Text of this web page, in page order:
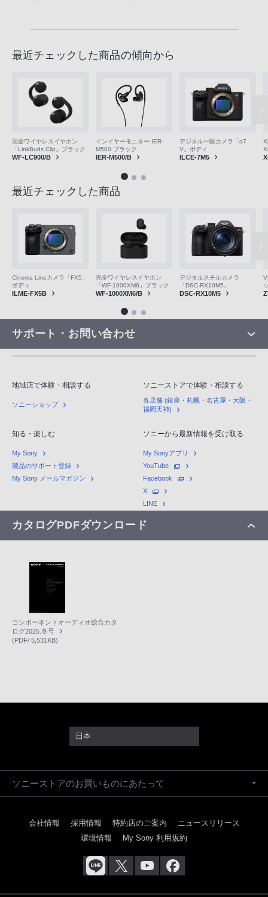
最近チェックした商品の傾向から
完全ワイヤレスイヤホン
「LinkBuds Clip」ブラック
WF-LC900/B
インイヤーモニター IER-
M500 ブラック
IER-M500/B
デジタル一眼カメラ「α7
V」ボディ
ILCE-7M5
最近チェックした商品
Cinema Lineカメラ「FX5」
ボディ
ILME-FX5B
完全ワイヤレスイヤホン
「WF-1000XM6」ブラック
WF-1000XM6/B
デジタルスチルカメラ
「DSC-RX10M5」
DSC-RX10M5
サポート・お問い合わせ
地域店で体験・相談する
ソニーショップ
ソニーストアで体験・相談する
各店舗 (銀座・札幌・名古屋・大阪・
福岡天神)
知る・楽しむ
My Sony
製品のサポート登録
My Sony メールマガジン
ソニーから最新情報を受け取る
My Sonyアプリ
YouTube
Facebook
X
LINE
カタログPDFダウンロード
コンポーネントオーディオ総合カタ
ログ2025.冬号
(PDF/ 5,531KB)
日本
ソニーストアのお買いものにあたって
会社情報 採用情報 特約店のご案内
ニュースリリース
環境情報
My Sony 利用規約